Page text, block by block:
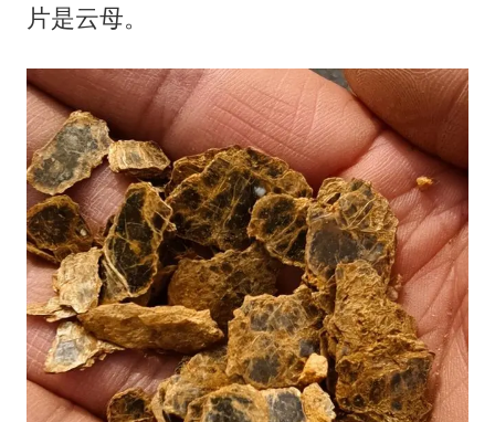
片是云母。